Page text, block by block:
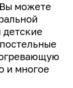
можете
и многое